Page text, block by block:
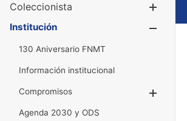
Coleccionista
Institución
130 Aniversario FNMT
Información institucional
Compromisos
Agenda 2030 y ODS